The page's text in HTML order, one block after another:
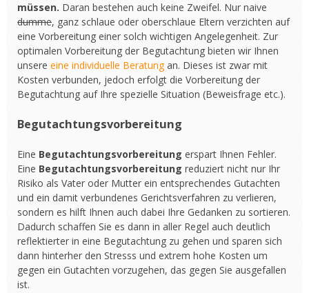
müssen. Daran bestehen auch keine Zweifel. Nur naive
dumme, ganz schlaue oder oberschlaue Eltern verzichten auf
eine Vorbereitung einer solch wichtigen Angelegenheit. Zur
optimalen Vorbereitung der Begutachtung bieten wir Ihnen
unsere eine individuelle Beratungan. Dieses ist zwar mit
Kosten verbunden, jedoch erfolgt die Vorbereitung der
Begutachtung auf Ihre spezielle Situation (Beweisfrage etc.).
Begutachtungsvorbereitung
Eine Begutachtungsvorbereitung erspart Ihnen Fehler.
Eine Begutachtungsvorbereitung reduziert nicht nur Ihr
Risiko als Vater oder Mutter ein entsprechendes Gutachten
und ein damit verbundenes Gerichtsverfahren zu verlieren,
sondern es hilft Ihnen auch dabei Ihre Gedanken zu sortieren.
Dadurch schaffen Sie es dann in aller Regel auch deutlich
reflektierter in eine Begutachtung zu gehen und sparen sich
dann hinterher den Stresss und extrem hohe Kosten um
gegen ein Gutachten vorzugehen, das gegen Sie ausgefallen
ist.